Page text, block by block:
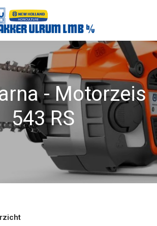
- Motorzeis
543 RS